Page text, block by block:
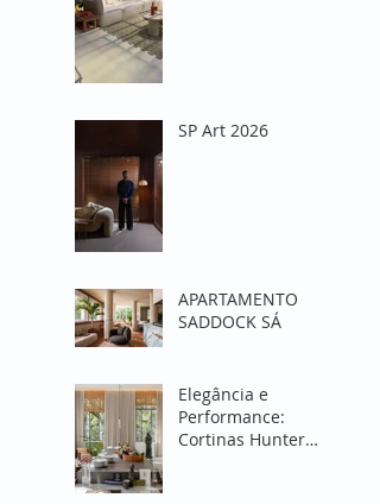
SP Art 2026
APARTAMENTO
SADDOCK SÁ
Elegância e
Performance:
Cortinas Hunter